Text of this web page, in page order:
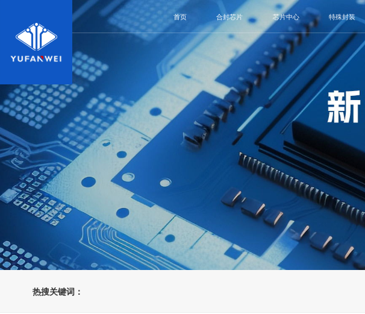
首页 合封芯片 芯片中心 特殊封装
热搜关键词：